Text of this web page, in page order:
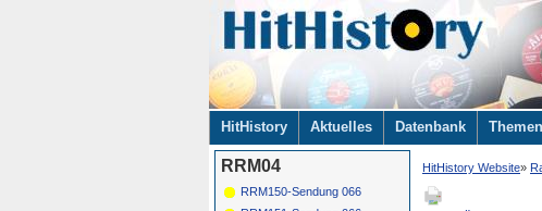
Navigation
überspringen
HitHistory Aktuelles Datenbank Themen
HitHistory Website
RRM04
RRM150-Sendung 066